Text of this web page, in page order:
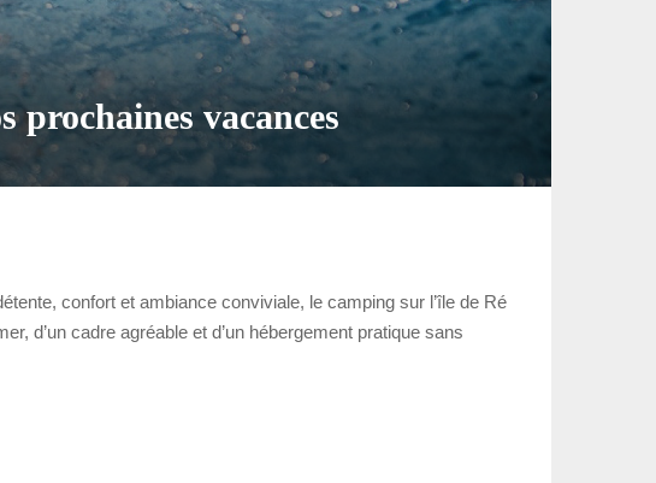
prochaines vacances
confort et ambiance conviviale, le camping sur l’île de Ré
d’un cadre agréable et d’un hébergement pratique sans